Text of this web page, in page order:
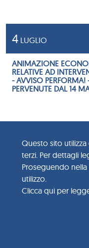
Questo sito
terzi. Per dettagli
Proseguendo
utilizzo.
Clicca qui per
4 LUGLIO
ANIMAZIONE
RELATIVE AD
- AVVISO PERFORMA!
PERVENUTE DAL 14
LUGLIO
BANDO REGIONE
AL